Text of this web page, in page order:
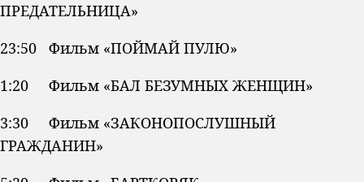
ПРЕДАТЕЛЬНИЦА»
23:50 Фильм «ПОЙМАЙ ПУЛЮ»
1:20 Фильм «БАЛ БЕЗУМНЫХ ЖЕНЩИН»
3:30 Фильм «ЗАКОНОПОСЛУШНЫЙ
ГРАЖДАНИН»